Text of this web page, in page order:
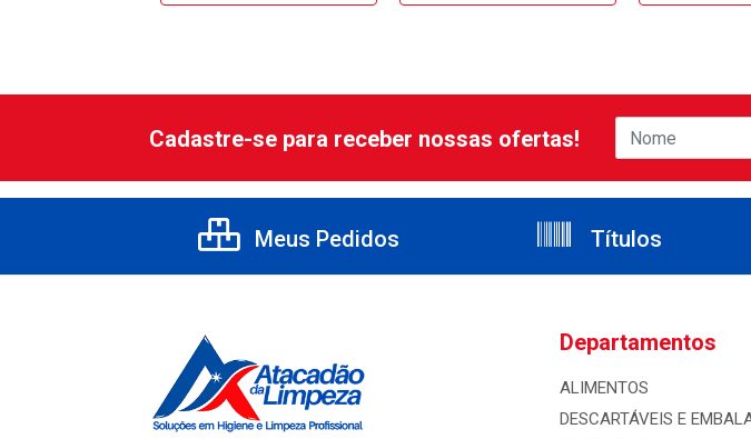
Cadastre-se para receber nossas ofertas!
Meus Pedidos Títulos
Departamentos
ALIMENTOS
DESCARTÁVEIS E